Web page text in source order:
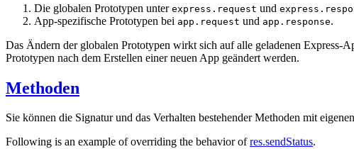
Die globalen Prototypen unter express.request und
App-spezifische Prototypen bei app.request und app.response.
Das Ändern der globalen Prototypen wirkt sich auf alle geladenen Express-
Prototypen nach dem Erstellen einer neuen App geändert werden.
Methoden
Sie können die Signatur und das Verhalten bestehender Methoden mit
Following is an example of overriding the behavior ofres.sendStatus.